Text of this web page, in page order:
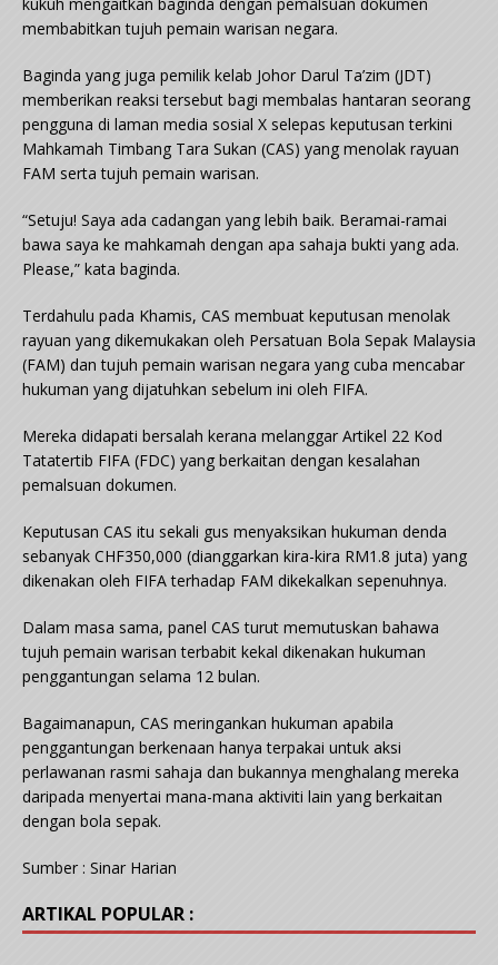
membabitkan tujuh pemain warisan negara.
Baginda yang juga pemilik kelab Johor Darul Ta’zim (JDT)
memberikan reaksi tersebut bagi membalas hantaran seorang
pengguna di laman media sosial X selepas keputusan terkini
Mahkamah Timbang Tara Sukan (CAS) yang menolak rayuan
FAM serta tujuh pemain warisan.
“Setuju! Saya ada cadangan yang lebih baik. Beramai-ramai
bawa saya ke mahkamah dengan apa sahaja bukti yang ada.
Please,” kata baginda.
Terdahulu pada Khamis, CAS membuat keputusan menolak
rayuan yang dikemukakan oleh Persatuan Bola Sepak Malaysia
(FAM) dan tujuh pemain warisan negara yang cuba mencabar
hukuman yang dijatuhkan sebelum ini oleh FIFA.
Mereka didapati bersalah kerana melanggar Artikel 22 Kod
Tatatertib FIFA (FDC) yang berkaitan dengan kesalahan
pemalsuan dokumen.
Keputusan CAS itu sekali gus menyaksikan hukuman denda
sebanyak CHF350,000 (dianggarkan kira-kira RM1.8 juta) yang
dikenakan oleh FIFA terhadap FAM dikekalkan sepenuhnya.
Dalam masa sama, panel CAS turut memutuskan bahawa
tujuh pemain warisan terbabit kekal dikenakan hukuman
penggantungan selama 12 bulan.
Bagaimanapun, CAS meringankan hukuman apabila
penggantungan berkenaan hanya terpakai untuk aksi
perlawanan rasmi sahaja dan bukannya menghalang mereka
daripada menyertai mana-mana aktiviti lain yang berkaitan
dengan bola sepak.
Sumber : Sinar Harian
ARTIKAL POPULAR :